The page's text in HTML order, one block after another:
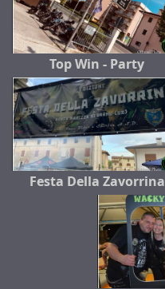
Top Win - Party
Festa Della Zavorrina